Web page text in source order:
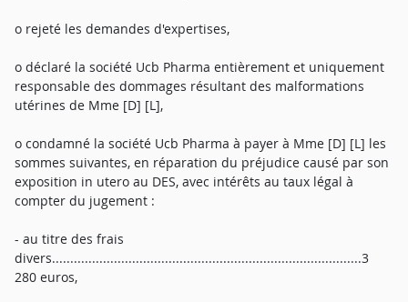
o rejeté les demandes d'expertises,
o déclaré la société Ucb Pharma entièrement et uniquement
responsable des dommages résultant des malformations
utérines de Mme [D] [L],
o condamné la société Ucb Pharma à payer à Mme [D] [L] les
sommes suivantes, en réparation du préjudice causé par son
exposition in utero au DES, avec intérêts au taux légal à
compter du jugement :
- au titre des frais
divers.....................................................................................3
280 euros,